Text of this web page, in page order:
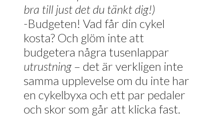
bra till just det du tänkt dig!)
-Budgeten! Vad får din cykel
kosta? Och glöm inte att
budgetera några tusenlappar
utrustning – det är verkligen inte
samma upplevelse om du inte har
en cykelbyxa och ett par pedaler
och skor som går att klicka fast.